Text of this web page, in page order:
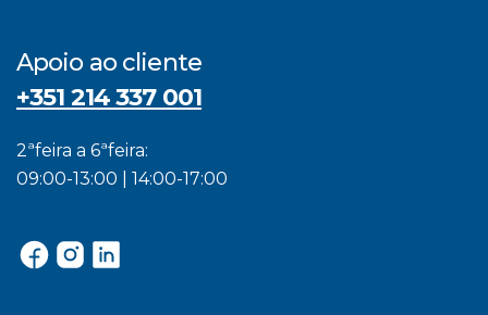
Apoio ao cliente
+351 214 337 001
2ªfeira a 6ªfeira:
09:00-13:00 | 14:00-17:00